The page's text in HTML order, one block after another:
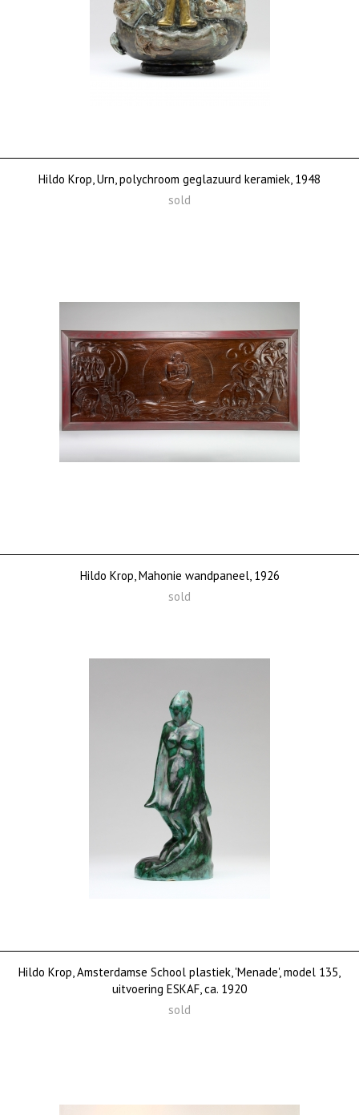
Hildo Krop, Urn, polychroom geglazuurd keramiek, 1948
sold
Hildo Krop, Mahonie wandpaneel, 1926
sold
Hildo Krop, Amsterdamse School plastiek, 'Menade', model 135,
uitvoering ESKAF, ca. 1920
sold